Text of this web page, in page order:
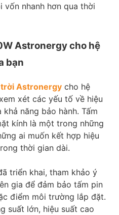
vốn nhanh hơn qua thời
Astronergy cho hệ
bạn
Astronergy cho hệ
xét các yếu tố về hiệu
năng bảo hành. Tấm
kính là một trong những
ai muốn kết hợp hiệu
thời gian dài.
triển khai, tham khảo ý
gia để đảm bảo tấm pin
điểm môi trường lắp đặt.
suất lớn, hiệu suất cao